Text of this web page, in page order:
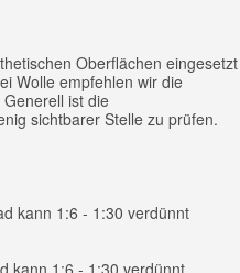
Oberflächen eingesetzt
Wolle empfehlen wir die
ist die
sichtbarer Stelle zu prüfen.
kann 1:6 - 1:30 verdünnt
kann 1:6 - 1:30 verdünnt